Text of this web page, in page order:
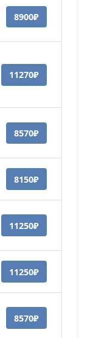
8900₽
11270₽
8570₽
8150₽
11250₽
11250₽
8570₽